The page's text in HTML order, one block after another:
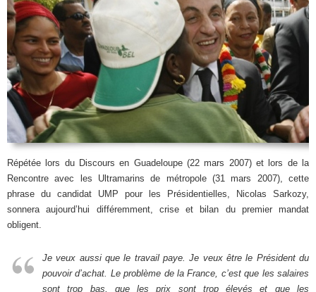
Répétée lors du Discours en Guadeloupe (22 mars 2007) et lors de la
Rencontre avec les Ultramarins de métropole (31 mars 2007), cette
phrase du candidat UMP pour les Présidentielles, Nicolas Sarkozy,
sonnera aujourd’hui différemment, crise et bilan du premier mandat
obligent.
Je veux aussi que le travail paye. Je veux être le Président du
pouvoir d’achat. Le problème de la France, c’est que les salaires
sont trop bas, que les prix sont trop élevés et que les